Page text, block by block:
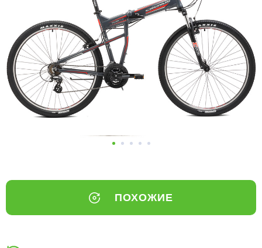
ПОХОЖИЕ
Добавляйте товары
в корзину
Оплачивайте сегодня только
выбранный способом
Оставшиеся75% будут